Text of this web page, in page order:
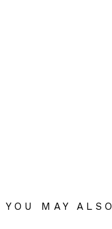
YOU MAY